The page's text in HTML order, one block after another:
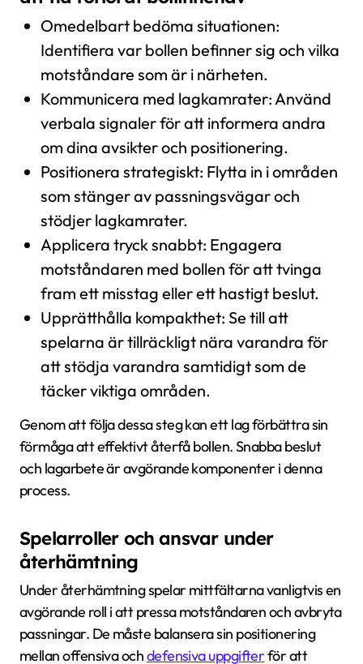
Omedelbart bedöma situationen:
Identifiera var bollen befinner sig och vilka
motståndare som är i närheten.
Kommunicera med lagkamrater: Använd
verbala signaler för att informera andra
om dina avsikter och positionering.
Positionera strategiskt: Flytta in i områden
som stänger av passningsvägar och
stödjer lagkamrater.
Applicera tryck snabbt: Engagera
motståndaren med bollen för att tvinga
fram ett misstag eller ett hastigt beslut.
Upprätthålla kompakthet: Se till att
spelarna är tillräckligt nära varandra för
att stödja varandra samtidigt som de
täcker viktiga områden.
Genom att följa dessa steg kan ett lag förbättra sin
förmåga att effektivt återfå bollen. Snabba beslut
och lagarbete är avgörande komponenter i denna
process.
Spelarroller och ansvar under
återhämtning
Under återhämtning spelar mittfältarna vanligtvis en
avgörande roll i att pressa motståndaren och avbryta
passningar. De måste balansera sin positionering
mellan offensiva ochdefensiva uppgifterför att